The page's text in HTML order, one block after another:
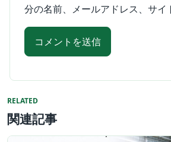
分の名前、メールアドレス、サイ
RELATED
関連記事